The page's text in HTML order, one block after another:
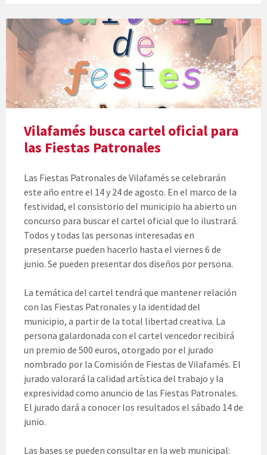
Vilafamés busca cartel oficial para
las Fiestas Patronales
Las Fiestas Patronales de Vilafamés se celebrarán
este año entre el 14 y 24 de agosto. En el marco de la
festividad, el consistorio del municipio ha abierto un
concurso para buscar el cartel oficial que lo ilustrará.
Todos y todas las personas interesadas en
presentarse pueden hacerlo hasta el viernes 6 de
junio. Se pueden presentar dos diseños por persona.
La temática del cartel tendrá que mantener relación
con las Fiestas Patronales y la identidad del
municipio, a partir de la total libertad creativa. La
persona galardonada con el cartel vencedor recibirá
un premio de 500 euros, otorgado por el jurado
nombrado por la Comisión de Fiestas de Vilafamés. El
jurado valorará la calidad artística del trabajo y la
expresividad como anuncio de las Fiestas Patronales.
El jurado dará a conocer los resultados el sábado 14 de
junio.
Las bases se pueden consultar en la web municipal: